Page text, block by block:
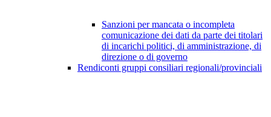
Sanzioni per mancata o incompleta
comunicazione dei dati da parte dei titolari
di incarichi politici, di amministrazione, di
direzione o di governo
Rendiconti gruppi consiliari regionali/provinciali